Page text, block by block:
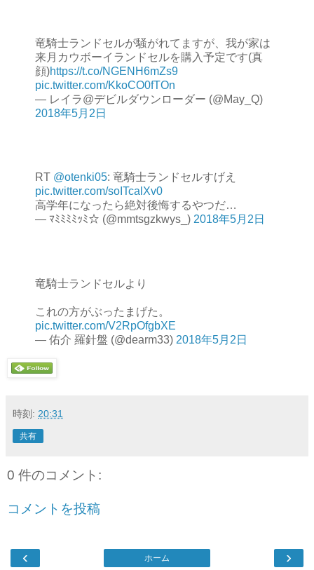
竜騎士ランドセルが騒がれてますが、我が家は
来月カウボーイランドセルを購入予定です(真
顔)https://t.co/NGENH6mZs9
pic.twitter.com/KkoCO0fTOn
— レイラ@デビルダウンローダー (@May_Q)
2018年5月2日
RT @otenki05: 竜騎士ランドセルすげえ
pic.twitter.com/soITcalXv0
高学年になったら絶対後悔するやつだ…
— ﾏﾐﾐﾐﾐｯﾐ☆ (@mmtsgzkwys_) 2018年5月2日
竜騎士ランドセルより
これの方がぶったまげた。
pic.twitter.com/V2RpOfgbXE
— 佑介 羅針盤 (@dearm33) 2018年5月2日
時刻: 20:31
共有
0 件のコメント:
コメントを投稿
‹ ›
ホーム